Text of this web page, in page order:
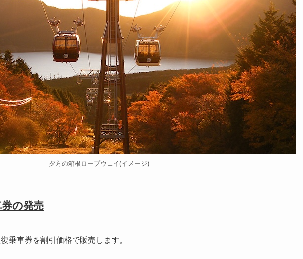
夕方の箱根ロープウェイ(イメージ)
の発売
乗車券を割引価格で販売します。